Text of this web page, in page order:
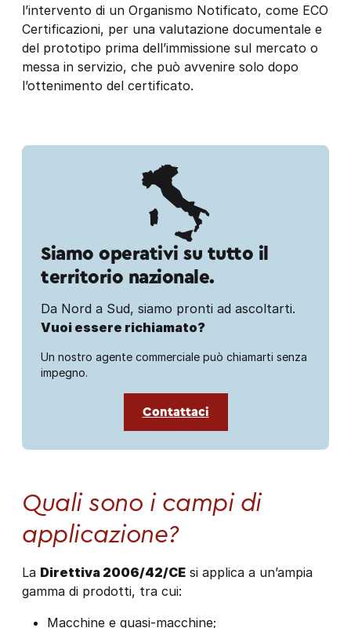
l’intervento di un Organismo Notificato, come ECO
Certificazioni, per una valutazione documentale e
del prototipo prima dell’immissione sul mercato o
messa in servizio, che può avvenire solo dopo
l’ottenimento del certificato.
Siamo operativi su tutto il
territorio nazionale.
Da Nord a Sud, siamo pronti ad ascoltarti.
Vuoi essere richiamato?
Un nostro agente commerciale può chiamarti senza
impegno.
Contattaci
Quali sono i campi di
applicazione?
La Direttiva 2006/42/CE si applica a un’ampia
gamma di prodotti, tra cui:
Macchine e quasi-macchine;